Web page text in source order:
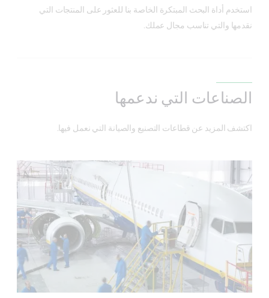
نقدمها والتي تناسب مجال عملك.
الصناعات التي ندعمها
اكتشف المزيد عن قطاعات التصنيع والصيانة التي نعمل فيها.